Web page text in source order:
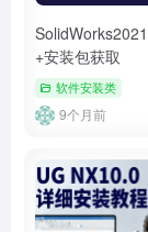
+安装包获取
软件安装类
9个月前